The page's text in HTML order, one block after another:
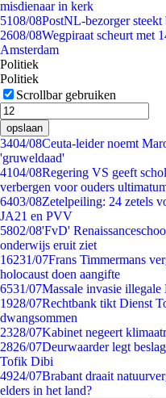
misdienaar in kerk
5108/08PostNL-bezorger
2608/08Wegpiraat scheurt met
Amsterdam
Politiek
Politiek
Scrollbar gebruiken
opslaan
3404/08Ceuta-leider noemt
'gruweldaad'
4104/08Regering VS geeft
verbergen voor ouders
6403/08Zetelpeiling: 24 zetels
JA21 en PVV
5802/08'FvD'
onderwijs eruit ziet
16231/07Frans Timmermans
holocaust doen aangifte
6531/07Massale invasie
1928/07Rechtbank tikt Dienst
dwangsommen
2328/07Kabinet negeert
2826/07Deurwaarder legt
Tofik Dibi
4924/07Brabant draait
elders in het land?